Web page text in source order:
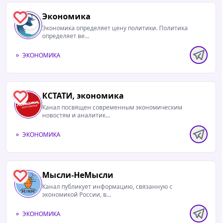
1 Экономика
Экономика определяет цену политики. Политика
определяет ве...
ЭКОНОМИКА
1 КСТАТИ, экономика
Канал посвящен современным экономическим
новостям и аналитик...
ЭКОНОМИКА
2 Мысли-НеМысли
Канал публикует информацию, связанную с
экономикой России, в...
ЭКОНОМИКА